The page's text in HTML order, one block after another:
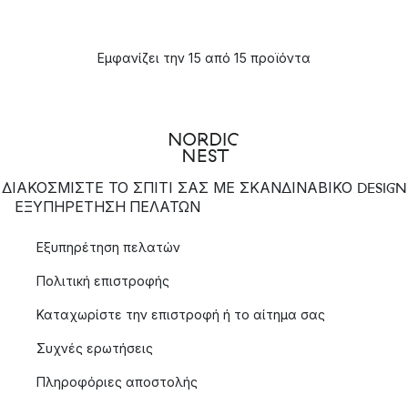
Εμφανίζει την 15 από 15 προϊόντα
ΔΙΑΚΟΣΜΙΣΤΕ ΤΟ ΣΠΙΤΙ ΣΑΣ ΜΕ ΣΚΑΝΔΙΝΑΒΙΚΟ DESIGN
ΕΞΥΠΗΡΈΤΗΣΗ ΠΕΛΑΤΏΝ
Εξυπηρέτηση πελατών
Πολιτική επιστροφής
Καταχωρίστε την επιστροφή ή το αίτημα σας
Συχνές ερωτήσεις
Πληροφόριες αποστολής